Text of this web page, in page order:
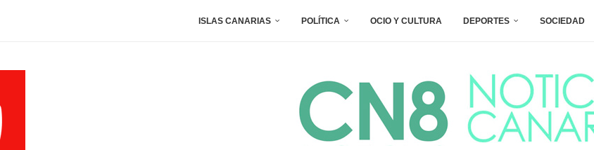
ISLAS CANARIAS POLÍTICA OCIO Y CULTURA DEPORTES SOCIEDAD